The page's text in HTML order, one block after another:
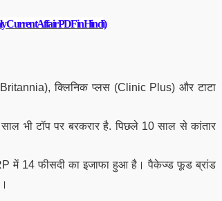
Current Affair PDF in Hindi)
क्लिनिक प्लस (Clinic Plus) और टाटा
भी टॉप पर बरकरार है. पिछले 10 साल से कांतार
में 14 फीसदी का इजाफा हुआ है। पैकेज्ड फूड ब्रांड